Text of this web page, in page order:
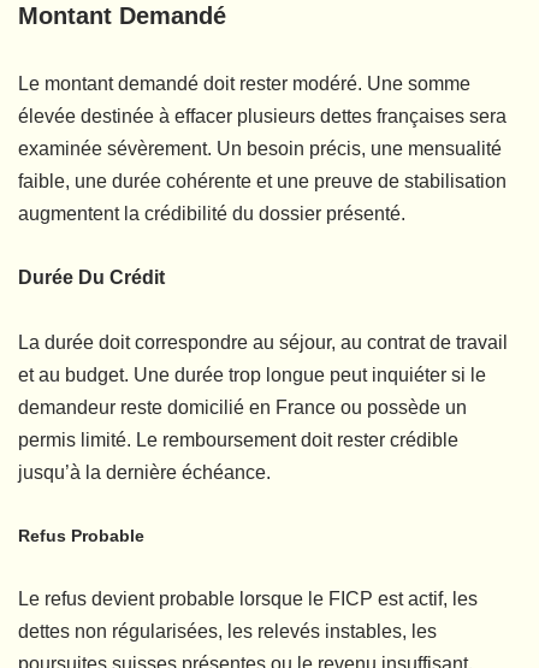
Montant Demandé
Le montant demandé doit rester modéré. Une somme
élevée destinée à effacer plusieurs dettes françaises sera
examinée sévèrement. Un besoin précis, une mensualité
faible, une durée cohérente et une preuve de stabilisation
augmentent la crédibilité du dossier présenté.
Durée Du Crédit
La durée doit correspondre au séjour, au contrat de travail
et au budget. Une durée trop longue peut inquiéter si le
demandeur reste domicilié en France ou possède un
permis limité. Le remboursement doit rester crédible
jusqu’à la dernière échéance.
Refus Probable
Le refus devient probable lorsque le FICP est actif, les
dettes non régularisées, les relevés instables, les
poursuites suisses présentes ou le revenu insuffisant.